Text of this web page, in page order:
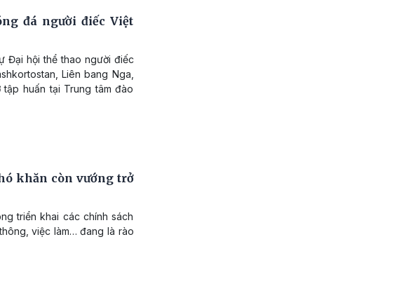
đá người điếc Việt
Đại hội thể thao người điếc
Liên bang Nga,
huấn tại Trung tâm đào
khăn còn vướng trở
triển khai các chính sách
việc làm… đang là rào